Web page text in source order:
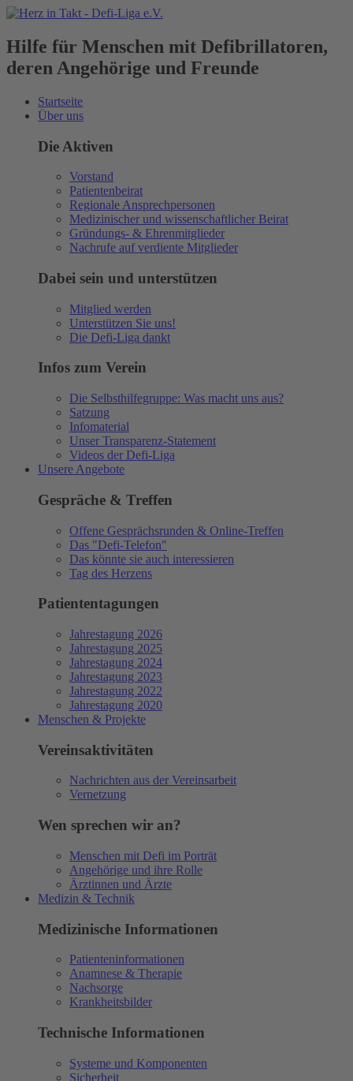
Hilfe für Menschen mit Defibrillatoren,
deren Angehörige und Freunde
Startseite
Über uns
Die Aktiven
Vorstand
Patientenbeirat
Regionale Ansprechpersonen
Medizinischer und wissenschaftlicher Beirat
Gründungs- & Ehrenmitglieder
Nachrufe auf verdiente Mitglieder
Dabei sein und unterstützen
Mitglied werden
Unterstützen Sie uns!
Die Defi-Liga dankt
Infos zum Verein
Die Selbsthilfegruppe: Was macht uns aus?
Satzung
Infomaterial
Unser Transparenz-Statement
Videos der Defi-Liga
Unsere Angebote
Gespräche & Treffen
Offene Gesprächsrunden & Online-Treffen
Das "Defi-Telefon"
Das könnte sie auch interessieren
Tag des Herzens
Patiententagungen
Jahrestagung 2026
Jahrestagung 2025
Jahrestagung 2024
Jahrestagung 2023
Jahrestagung 2022
Jahrestagung 2020
Menschen & Projekte
Vereinsaktivitäten
Nachrichten aus der Vereinsarbeit
Vernetzung
Wen sprechen wir an?
Menschen mit Defi im Porträt
Angehörige und ihre Rolle
Ärztinnen und Ärzte
Medizin & Technik
Medizinische Informationen
Patienteninformationen
Anamnese & Therapie
Nachsorge
Krankheitsbilder
Technische Informationen
Systeme und Komponenten
Sicherheit